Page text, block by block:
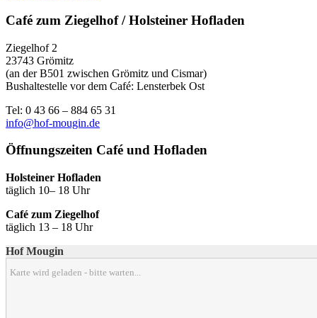
Café zum Ziegelhof / Holsteiner Hofladen
Ziegelhof 2
23743 Grömitz
(an der B501 zwischen Grömitz und Cismar)
Bushaltestelle vor dem Café: Lensterbek Ost
Tel: 0 43 66 – 884 65 31
info@hof-mougin.de
Öffnungszeiten Café und Hofladen
Holsteiner Hofladen
täglich 10– 18 Uhr
Café zum Ziegelhof
täglich 13 – 18 Uhr
Hof Mougin
Karte wird geladen - bitte warten...